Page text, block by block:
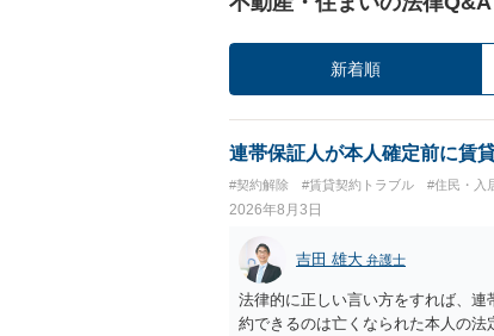
新着順
連帯保証人が本人確定前に賃
#契約解除 #賃貸契約トラブル #住民・入
2026年8月3日
吉田 雄大 弁護士
法律的に正しい言い方をすれば、
約できるのは亡くなられた本人の法